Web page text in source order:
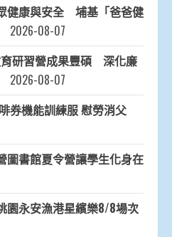
健康與安全 埔基「爸爸健
2026-08-07
育研習營成果豐碩 深化廉
2026-08-07
券機能訓練服 慰勞消父
圖書館夏令營讓學生化身在
永安漁港星繽樂8/8場次